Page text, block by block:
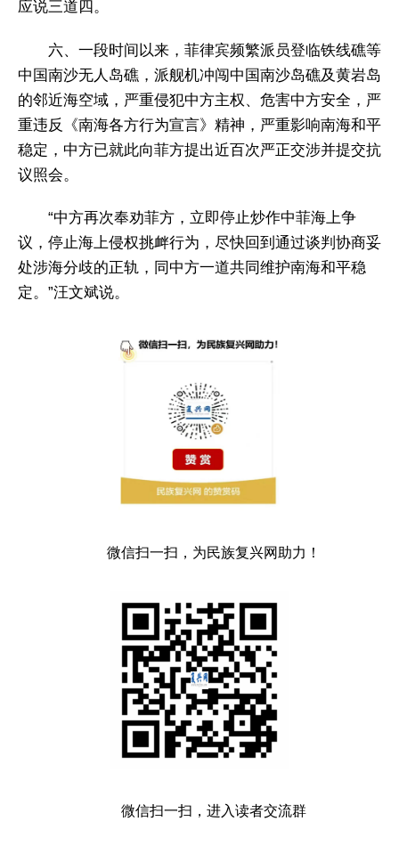
应说三道四。
六、一段时间以来，菲律宾频繁派员登临铁线礁等
中国南沙无人岛礁，派舰机冲闯中国南沙岛礁及黄岩岛
的邻近海空域，严重侵犯中方主权、危害中方安全，严
重违反《南海各方行为宣言》精神，严重影响南海和平
稳定，中方已就此向菲方提出近百次严正交涉并提交抗
议照会。
“中方再次奉劝菲方，立即停止炒作中菲海上争
议，停止海上侵权挑衅行为，尽快回到通过谈判协商妥
处涉海分歧的正轨，同中方一道共同维护南海和平稳
定。”汪文斌说。
微信扫一扫，为民族复兴网助力！
微信扫一扫，进入读者交流群